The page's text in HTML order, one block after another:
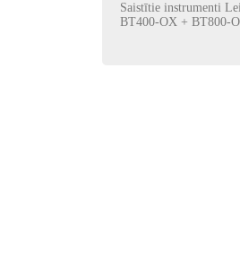
Saistītie instrumenti
BT400-OX + BT800-